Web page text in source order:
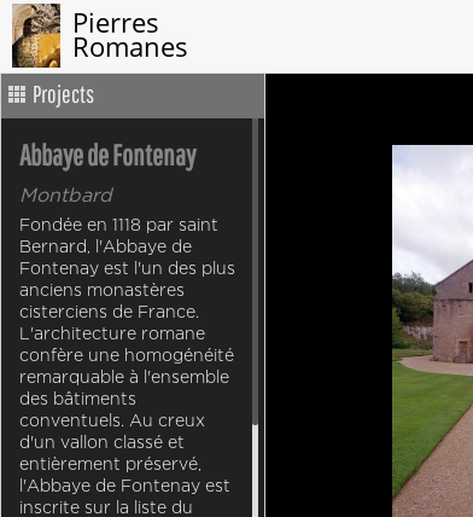
Pierres
Romanes
Projects
Abbaye de Fontenay
Montbard
Fondée en 1118 par saint
Bernard, l'Abbaye de
Fontenay est l'un des plus
anciens monastères
cisterciens de France.
L'architecture romane
confère une homogénéité
remarquable à l'ensemble
des bâtiments
conventuels. Au creux
d'un vallon classé et
entièrement préservé,
l'Abbaye de Fontenay est
inscrite sur la liste du